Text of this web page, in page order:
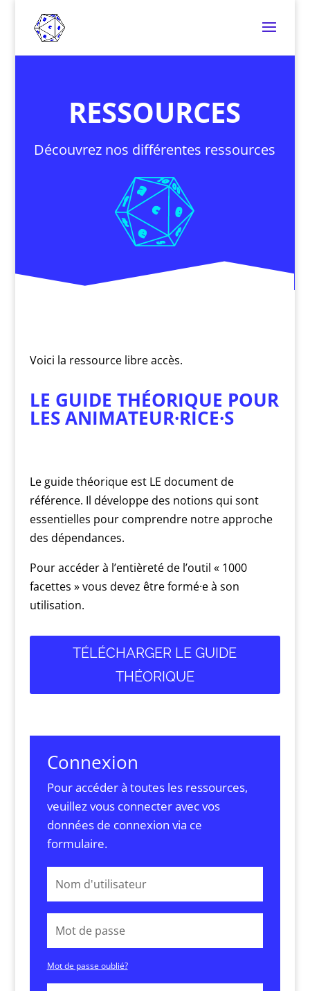
RESSOURCES
Découvrez nos différentes ressources
Voici la ressource libre accès.
LE GUIDE THÉORIQUE POUR
LES ANIMATEUR·RICE·S
Le guide théorique est LE document de
référence. Il développe des notions qui sont
essentielles pour comprendre notre approche
des dépendances.
Pour accéder à l’entièreté de l’outil « 1000
facettes » vous devez être formé·e à son
utilisation.
TÉLÉCHARGER LE GUIDE
THÉORIQUE
Connexion
Pour accéder à toutes les ressources,
veuillez vous connecter avec vos
données de connexion via ce
formulaire.
Mot de passe oublié?